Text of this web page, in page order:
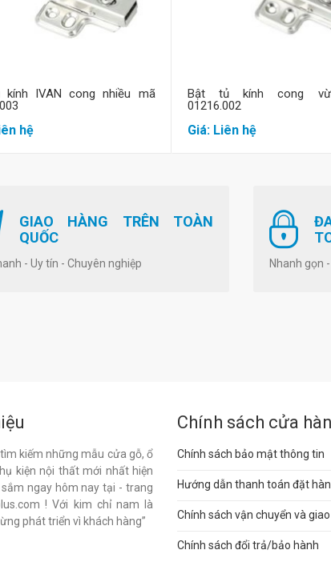
kính IVAN cong nhiều mã
hệ
Bật tủ kính cong
01216.002
Giá: Liên hệ
GIAO HÀNG TRÊN TOÀN
QUỐC
- Uy tín - Chuyên nghiệp Nhanh gọn
kiếm những mẫu cửa gỗ, ổ
kiện nội thất mới nhất hiện
ngay hôm nay tại - trang
! Với kim chỉ nam là
phát triển vì khách hàng”
Chính sách cửa
Chính sách bảo mật thông tin
Hướng dẫn thanh toán đặt
Chính sách vận chuyển và
Chính sách đổi trả/bảo hành